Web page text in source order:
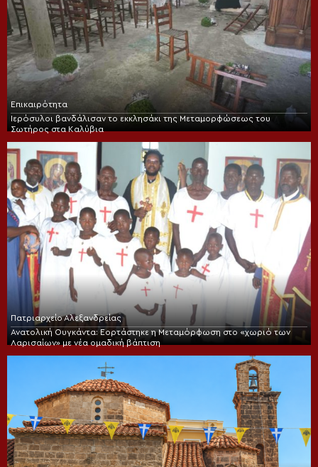
Επικαιρότητα
Ιερόσυλοι βανδάλισαν το εκκλησάκι της Μεταμορφώσεως του
Σωτήρος στα Καλύβια
Πατριαρχείο Αλεξανδρείας
Ανατολική Ουγκάντα: Εορτάστηκε η Μεταμόρφωση στο «χωριό των
Λαρισαίων» με νέα ομαδική βάπτιση